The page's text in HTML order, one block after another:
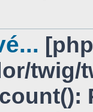
count():